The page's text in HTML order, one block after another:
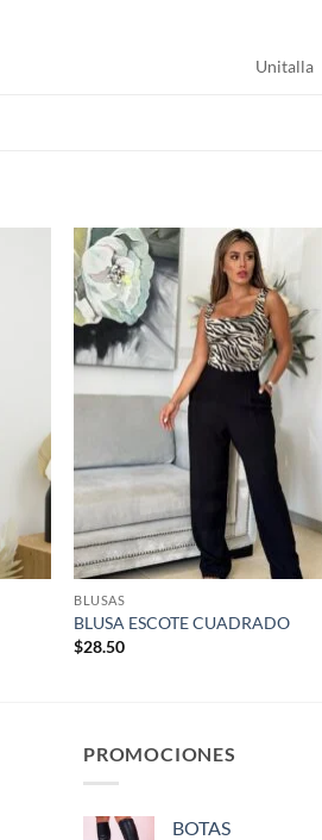
Unitalla
BLUSAS
BLUSA ESCOTE CUADRADO
$28.50
PROMOCIONES
BOTAS